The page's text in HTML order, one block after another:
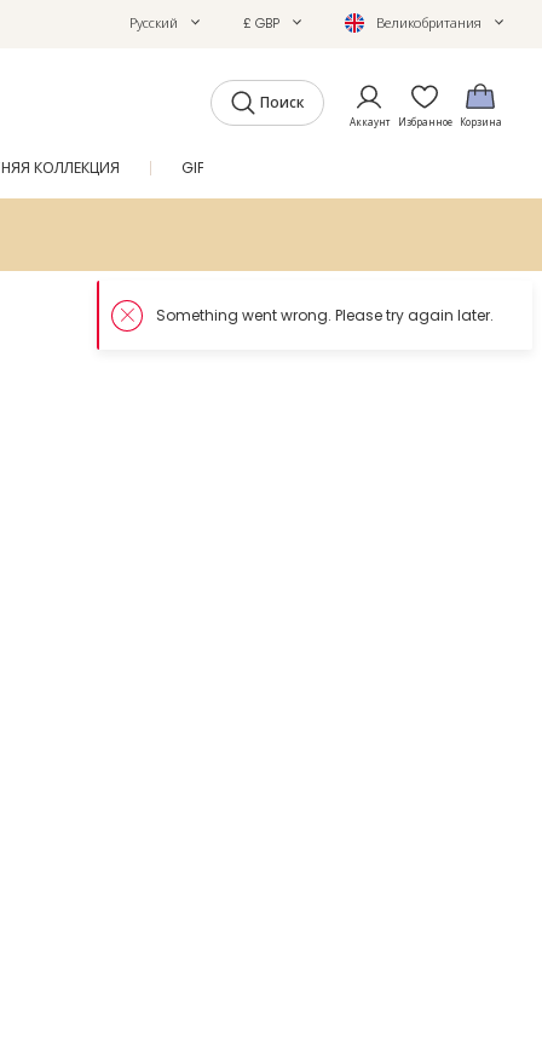
Русский £ GBP Великобритания
Поиск
Аккаунт Избранное Корзина
КОЛЛЕКЦИЯ GIFTS